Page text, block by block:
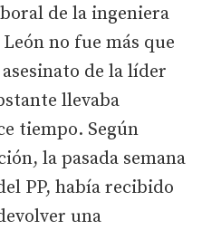
de la ingeniera
no fue más que
de la líder
llevaba
tiempo. Según
la pasada semana
PP, había recibido
una